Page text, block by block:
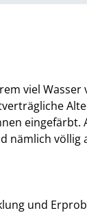
viel
eingefärbt.
nämlich
und